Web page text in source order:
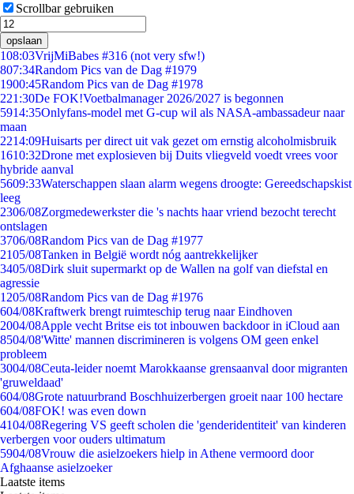
Scrollbar gebruiken
opslaan
108:03VrijMiBabes #316 (not very sfw!)
807:34Random Pics van de Dag #1979
1900:45Random Pics van de Dag #1978
221:30De FOK!Voetbalmanager 2026/2027 is begonnen
5914:35Onlyfans-model met G-cup wil als NASA-ambassadeur naar
maan
2214:09Huisarts per direct uit vak gezet om ernstig alcoholmisbruik
1610:32Drone met explosieven bij Duits vliegveld voedt vrees voor
hybride aanval
5609:33Waterschappen slaan alarm wegens droogte: Gereedschapskist
leeg
2306/08Zorgmedewerkster die 's nachts haar vriend bezocht terecht
ontslagen
3706/08Random Pics van de Dag #1977
2105/08Tanken in België wordt nóg aantrekkelijker
3405/08Dirk sluit supermarkt op de Wallen na golf van diefstal en
agressie
1205/08Random Pics van de Dag #1976
604/08Kraftwerk brengt ruimteschip terug naar Eindhoven
2004/08Apple vecht Britse eis tot inbouwen backdoor in iCloud aan
8504/08'Witte' mannen discrimineren is volgens OM geen enkel
probleem
3004/08Ceuta-leider noemt Marokkaanse grensaanval door migranten
'gruweldaad'
604/08Grote natuurbrand Boschhuizerbergen groeit naar 100 hectare
604/08FOK! was even down
4104/08Regering VS geeft scholen die 'genderidentiteit' van kinderen
verbergen voor ouders ultimatum
5904/08Vrouw die asielzoekers hielp in Athene vermoord door
Afghaanse asielzoeker
Laatste items